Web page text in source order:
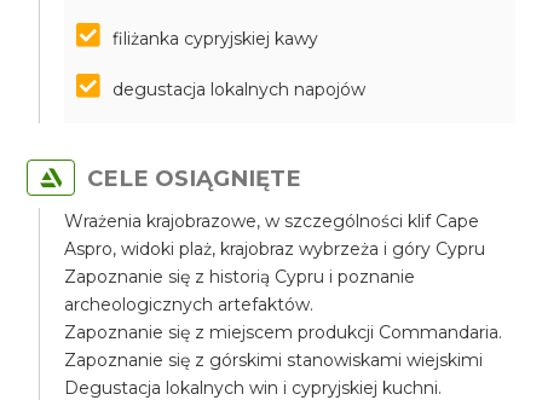
filiżanka cypryjskiej kawy
degustacja lokalnych napojów
CELE OSIĄGNIĘTE
Wrażenia krajobrazowe, w szczególności klif Cape
Aspro, widoki plaż, krajobraz wybrzeża i góry Cypru
Zapoznanie się z historią Cypru i poznanie
archeologicznych artefaktów.
Zapoznanie się z miejscem produkcji Commandaria.
Zapoznanie się z górskimi stanowiskami wiejskimi
Degustacja lokalnych win i cypryjskiej kuchni.